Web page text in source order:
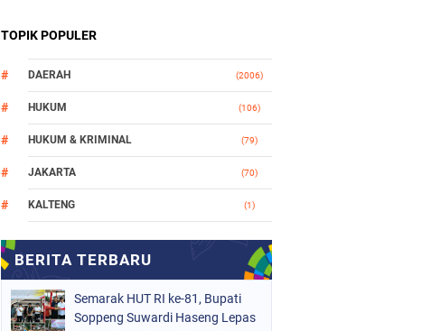
TOPIK POPULER
DAERAH (2006)
HUKUM (106)
HUKUM & KRIMINAL (79)
JAKARTA (70)
KALTENG (1)
MAKASSAR
(748)
ORGANISASI (162)
Semarak HUT RI ke-81, Bupati
Soppeng Suwardi Haseng Lepas